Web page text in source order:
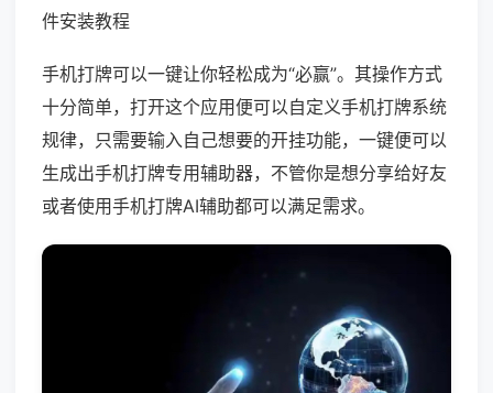
件安装教程
手机打牌可以一键让你轻松成为“必赢”。其操作方式
十分简单，打开这个应用便可以自定义手机打牌系统
规律，只需要输入自己想要的开挂功能，一键便可以
生成出手机打牌专用辅助器，不管你是想分享给好友
或者使用手机打牌AI辅助都可以满足需求。